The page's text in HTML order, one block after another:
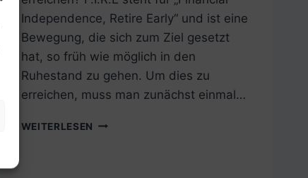
Independence, Retire Early“ und ist eine
Bewegung, die sich zum Ziel gesetzt
hat, so früh wie möglich in den
Ruhestand zu gehen. Um dies zu
erreichen, muss man zunächst einmal…
WEITERLESEN F.I.R.E.: